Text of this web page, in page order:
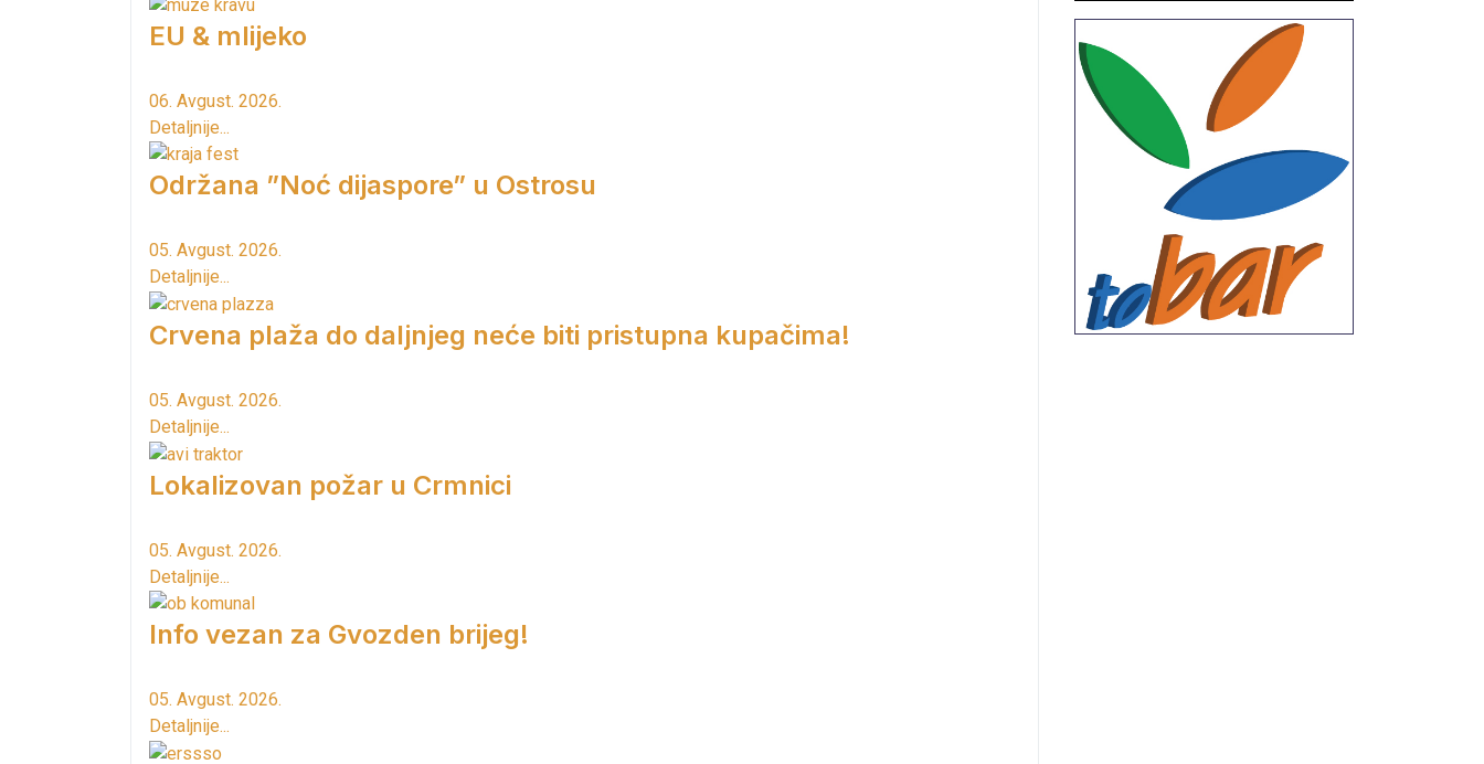
EU & mlijeko
06. Avgust. 2026.
Detaljnije...
Održana ”Noć dijaspore” u Ostrosu
05. Avgust. 2026.
Detaljnije...
Crvena plaža do daljnjeg neće biti pristupna kupačima!
05. Avgust. 2026.
Detaljnije...
Lokalizovan požar u Crmnici
05. Avgust. 2026.
Detaljnije...
Info vezan za Gvozden brijeg!
05. Avgust. 2026.
Detaljnije...